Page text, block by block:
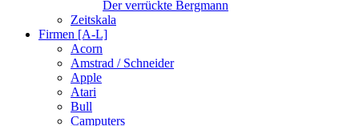
Der verrückte Bergmann
Zeitskala
Firmen [A-L]
Acorn
Amstrad / Schneider
Apple
Atari
Bull
Camputers